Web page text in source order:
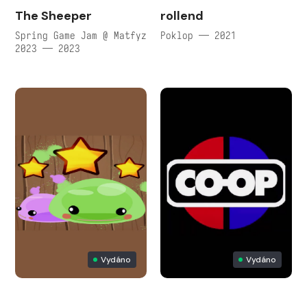
The Sheeper
Spring Game Jam @ Matfyz
2023 — 2023
rollend
Poklop — 2021
Vydáno Vydáno